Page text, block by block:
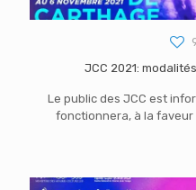
JCC 2021:
Le public des JCC est
fonctionnera, à la